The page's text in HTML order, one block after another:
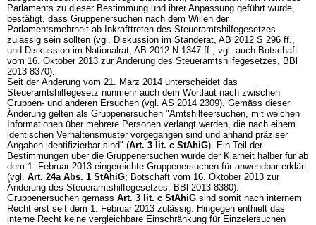
Parlaments zu dieser Bestimmung und ihrer Anpassung geführt wurde,
bestätigt, dass Gruppenersuchen nach dem Willen der
Parlamentsmehrheit ab Inkrafttreten des Steueramtshilfegesetzes
zulässig sein sollten (vgl. Diskussion im Ständerat, AB 2012 S 296 ff.,
und Diskussion im Nationalrat, AB 2012 N 1347 ff.; vgl. auch Botschaft
vom 16. Oktober 2013 zur Änderung des Steueramtshilfegesetzes, BBl
2013 8370).
Seit der Änderung vom 21. März 2014 unterscheidet das
Steueramtshilfegesetz nunmehr auch dem Wortlaut nach zwischen
Gruppen- und anderen Ersuchen (vgl. AS 2014 2309). Gemäss dieser
Änderung gelten als Gruppenersuchen "Amtshilfeersuchen, mit welchen
Informationen über mehrere Personen verlangt werden, die nach einem
identischen Verhaltensmuster vorgegangen sind und anhand präziser
Angaben identifizierbar sind" (Art. 3 lit. c StAhiG). Ein Teil der
Bestimmungen über die Gruppenersuchen wurde der Klarheit halber für ab
dem 1. Februar 2013 eingereichte Gruppenersuchen für anwendbar erklärt
(vgl. Art. 24a Abs. 1 StAhiG; Botschaft vom 16. Oktober 2013 zur
Änderung des Steueramtshilfegesetzes, BBl 2013 8380).
Gruppenersuchen gemäss Art. 3 lit. c StAhiG sind somit nach internem
Recht erst seit dem 1. Februar 2013 zulässig. Hingegen enthielt das
interne Recht keine vergleichbare Einschränkung für Einzelersuchen